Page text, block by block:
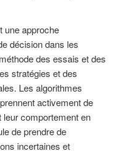
une approche
décision dans les
des essais et des
stratégies et des
Les algorithmes
activement de
comportement en
de prendre de
incertaines et